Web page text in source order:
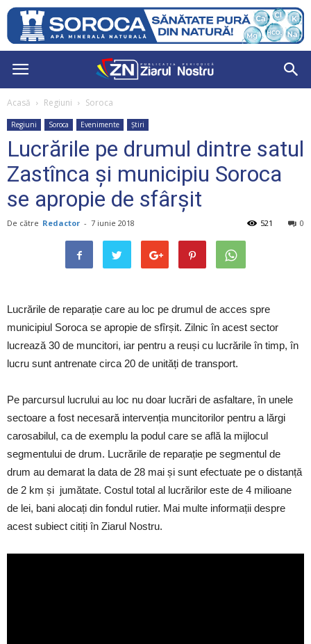
Acasă Regiuni Soroca
Regiuni Soroca Evenimente Știri
Lucrările pe drumul dintre satul
Zastînca și municipiu Soroca
se apropie de sfârșit
De către Redactor - 7 iunie 2018 0
521
Lucrările de reparație care au loc pe drumul de acces spre
municipiul Soroca se apropie de sfîrșit. Zilnic în acest sector
lucrează 30 de muncitori, iar pentru a reuși cu lucrările în timp, în
lucru sunt antrenate circa 20 de unități de transport.
Pe parcursul lucrului au loc nu doar lucrări de asfaltare, în unele
sectoare a fost necesară intervenția muncitorilor pentru a lărgi
carosabilul, ca de exemplu la podul care se află la mijlocul
segmentului de drum. Lucrările de reparație pe segmentul de
drum au demarat la data de 28 mai și sunt efectuate pe o distanță
de 2 km și jumătate. Costul total al lucrărilor este de 4 milioane
de lei, bani alocați din fondul rutier. Mai multe informații despre
acest subiect citiți în Ziarul Nostru.